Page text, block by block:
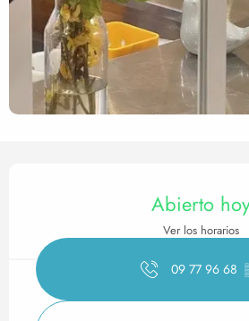
Horarios yAbierto
Ver los horarios
09 77 96 68